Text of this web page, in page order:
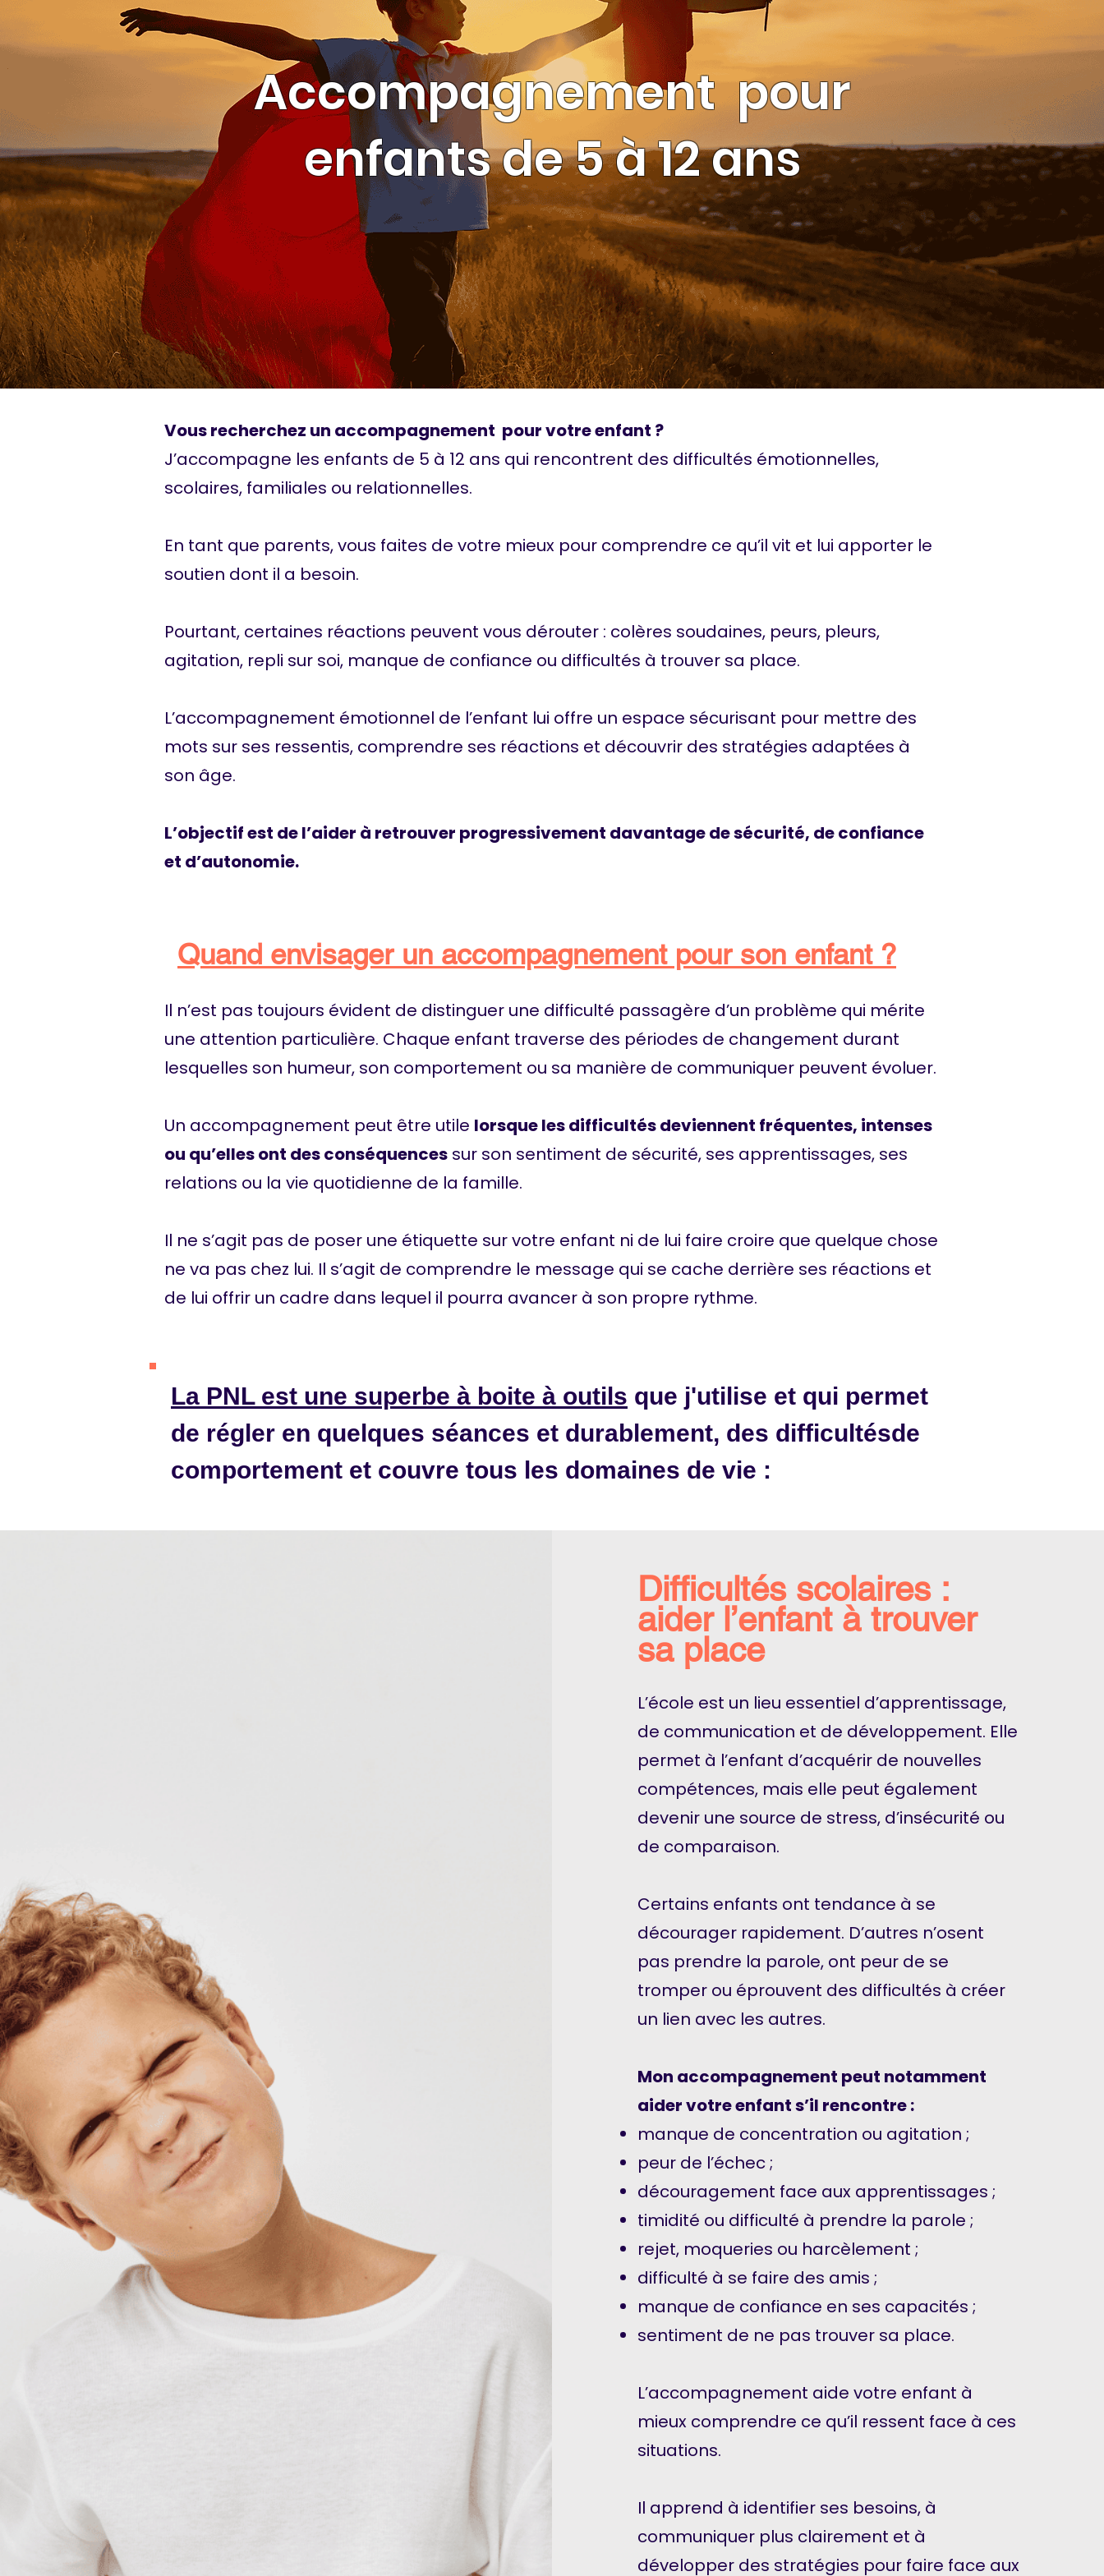
Accompagnement pour
enfants de 5 à 12 ans
Vous recherchez un accompagnement pour votre enfant ?
J’accompagne les enfants de 5 à 12 ans qui rencontrent des difficultés émotionnelles,
scolaires, familiales ou relationnelles.
En tant que parents, vous faites de votre mieux pour comprendre ce qu’il vit et lui apporter le
soutien dont il a besoin.
Pourtant, certaines réactions peuvent vous dérouter : colères soudaines, peurs, pleurs,
agitation, repli sur soi, manque de confiance ou difficultés à trouver sa place.
L’accompagnement émotionnel de l’enfant lui offre un espace sécurisant pour mettre des
mots sur ses ressentis, comprendre ses réactions et découvrir des stratégies adaptées à
son âge.
L’objectif est de l’aider à retrouver progressivement davantage de sécurité, de confiance
et d’autonomie.
Quand envisager un accompagnement pour son enfant ?
Il n’est pas toujours évident de distinguer une difficulté passagère d’un problème qui mérite
une attention particulière. Chaque enfant traverse des périodes de changement durant
lesquelles son humeur, son comportement ou sa manière de communiquer peuvent évoluer.
Un accompagnement peut être utile lorsque les difficultés deviennent fréquentes, intenses
ou qu’elles ont des conséquences sur son sentiment de sécurité, ses apprentissages, ses
relations ou la vie quotidienne de la famille.
Il ne s’agit pas de poser une étiquette sur votre enfant ni de lui faire croire que quelque chose
ne va pas chez lui. Il s’agit de comprendre le message qui se cache derrière ses réactions et
de lui offrir un cadre dans lequel il pourra avancer à son propre rythme.
La PNL est une superbe à boite à outils que j'utilise et qui permet
de régler en quelques séances et durablement, des difficultésde
comportement et couvre tous les domaines de vie :
Difficultés scolaires :
aider l’enfant à trouver
sa place
​L’école est un lieu essentiel d’apprentissage,
de communication et de développement. Elle
permet à l’enfant d’acquérir de nouvelles
compétences, mais elle peut également
devenir une source de stress, d’insécurité ou
de comparaison.
Certains enfants ont tendance à se
décourager rapidement. D’autres n’osent
pas prendre la parole, ont peur de se
tromper ou éprouvent des difficultés à créer
un lien avec les autres.
Mon accompagnement peut notamment
aider votre enfant s’il rencontre :
manque de concentration ou agitation ;
peur de l’échec ;
découragement face aux apprentissages ;
timidité ou difficulté à prendre la parole ;
rejet, moqueries ou harcèlement ;
difficulté à se faire des amis ;
manque de confiance en ses capacités ;
sentiment de ne pas trouver sa place.​
L’accompagnement aide votre enfant à
mieux comprendre ce qu’il ressent face à ces
situations.
Il apprend à identifier ses besoins, à
communiquer plus clairement et à
développer des stratégies pour faire face aux